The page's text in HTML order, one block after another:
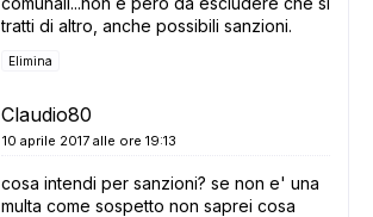
tratti di altro, anche possibili sanzioni.
Elimina
Claudio80
10 aprile 2017 alle ore 19:13
cosa intendi per sanzioni? se non e' una
multa come sospetto non saprei cosa